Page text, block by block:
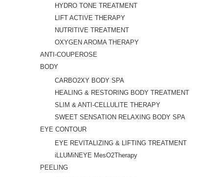
HYDRO TONE TREATMENT
LIFT ACTIVE THERAPY
NUTRITIVE TREATMENT
OXYGEN AROMA THERAPY
ANTI-COUPEROSE
BODY
CARBO2XY BODY SPA
HEALING & RESTORING BODY TREATMENT
SLIM & ANTI-CELLULITE THERAPY
SWEET SENSATION RELAXING BODY SPA
EYE CONTOUR
EYE REVITALIZING & LIFTING TREATMENT
iLLUMiNEYE MesO2Therapy
PEELING